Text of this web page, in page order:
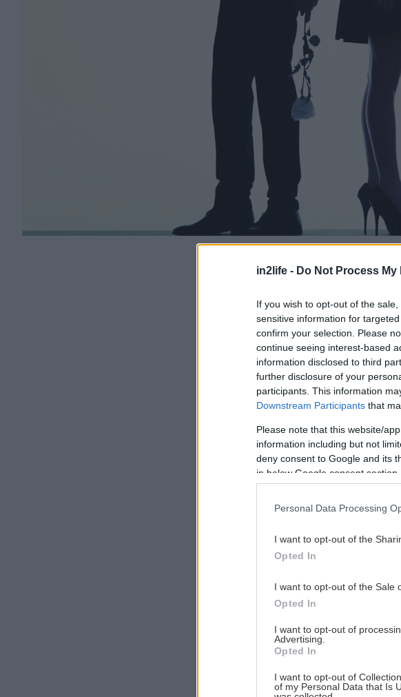
in2life - Do Not Process
If you wish to opt-out of the
sensitive information for
confirm your selection. Please
continue seeing interest-based
information disclosed to third
further disclosure of your
participants. This information
Downstream Participants that
Please note that this website/
information including but not
deny consent to Google and its
in below Google consent section.
Personal Data Processing
I want to opt-out of the
Opted In
I want to opt-out of the Sale
Opted In
I want to opt-out of
Advertising.
Opted In
I want to opt-out of
of my Personal Data that Is